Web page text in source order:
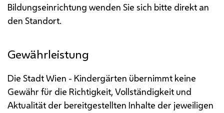
Bildungseinrichtung wenden Sie sich bitte direkt an
den Standort.
Gewährleistung
Die Stadt Wien - Kindergärten übernimmt keine
Gewähr für die Richtigkeit, Vollständigkeit und
Aktualität der bereitgestellten Inhalte der jeweiligen